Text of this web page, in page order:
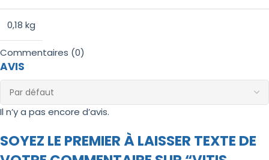
0,18 kg
Commentaires (0)
AVIS
Il n’y a pas encore d’avis.
SOYEZ LE PREMIER À LAISSER TEXTE DE